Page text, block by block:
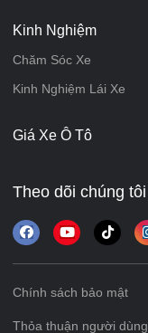
Kinh Nghiệm
Chăm Sóc Xe
Kinh Nghiệm Lái Xe
Giá Xe Ô Tô
Theo dõi chúng tôi
Chính sách bảo mật
Thỏa thuận người dùng